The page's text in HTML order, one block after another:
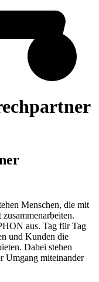
Menschen, die mit
aus. Tag für Tag
und Kunden die
Dabei stehen
Umgang miteinander